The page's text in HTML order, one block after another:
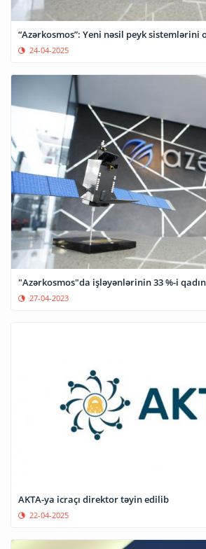
“Azərkosmos”: Yeni nəsil peyk sistemlərini
24-04-2025
"Azərkosmos"da işləyənlərinin 33 %-i
27-04-2023
AKTA-ya icraçı direktor təyin edilib
22-04-2025